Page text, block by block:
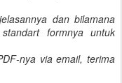
dan bilamana
formnya untuk
nya via email, terima